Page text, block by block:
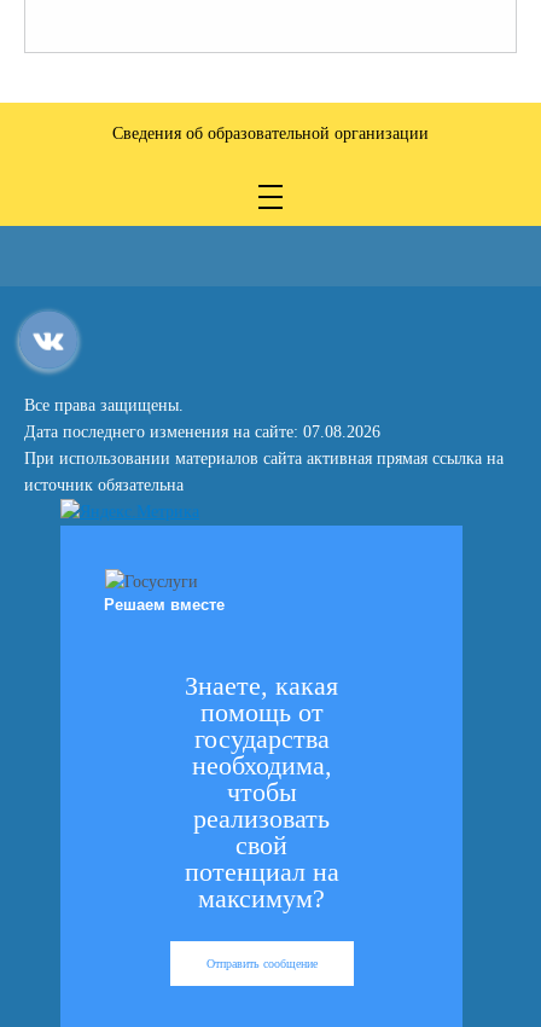
Сведения об образовательной организации
Все права защищены.
Дата последнего изменения на сайте: 07.08.2026
При использовании материалов сайта активная прямая ссылка на
источник обязательна
Решаем вместе
Знаете, какая
помощь от
государства
необходима,
чтобы
реализовать
свой
потенциал на
максимум?
Отправить сообщение